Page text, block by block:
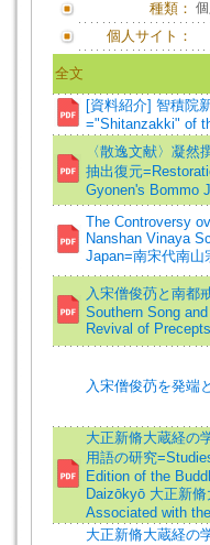
種類：
個人サイト：
全文
[資料紹介] 智積院
="Shitanzakki" of
〈散逸文献〉凝
抽出復元
Gyonen's Bommo
The Controversy
Nanshan Vinaya
Japan=南宋代南山
入宋僧俊芿と南都
Southern Song
Revival of
入宋僧俊芿を発端
大正新脩大蔵経の
用語の研究
Edition of the
Daizōkyō 大正新
Associated with
大正新脩大蔵経の